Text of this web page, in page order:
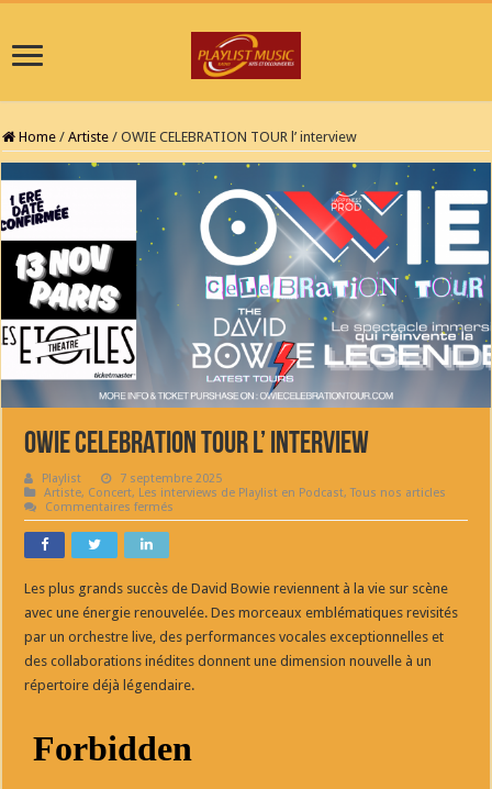
Home / Artiste / OWIE CELEBRATION TOUR l’ interview
OWIE CELEBRATION TOUR l’ interview
Playlist
7 septembre 2025
Artiste, Concert, Les interviews de Playlist en Podcast,Tous nos articles
Commentaires fermés
OWIE
Les plus grands succès de David Bowie reviennent à la vie sur scène
avec une énergie renouvelée. Des morceaux emblématiques revisités
par un orchestre live, des performances vocales exceptionnelles et
des collaborations inédites donnent une dimension nouvelle à un
répertoire déjà légendaire.